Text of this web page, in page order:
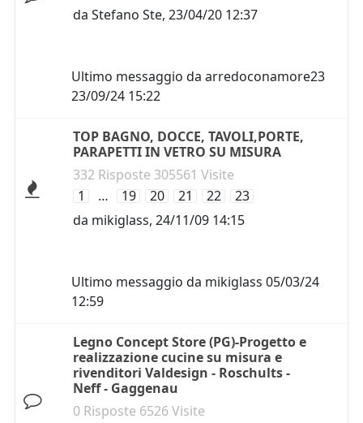
da Stefano Ste, 23/04/20 12:37
Ultimo messaggio da arredoconamore23
23/09/24 15:22
TOP BAGNO, DOCCE, TAVOLI,PORTE,
PARAPETTI IN VETRO SU MISURA
332 Risposte 305561 Visite
1
… 19 20 21 22
23
da mikiglass, 24/11/09 14:15
Ultimo messaggio da mikiglass 05/03/24
12:59
Legno Concept Store (PG)-Progetto e
realizzazione cucine su misura e
rivenditori Valdesign - Roschults -
Neff - Gaggenau
0 Risposte 6526 Visite